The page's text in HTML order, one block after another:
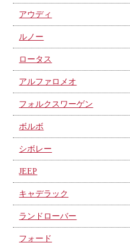
アウディ
ルノー
ロータス
アルファロメオ
フォルクスワーゲン
ボルボ
シボレー
JEEP
キャデラック
ランドローバー
フォード